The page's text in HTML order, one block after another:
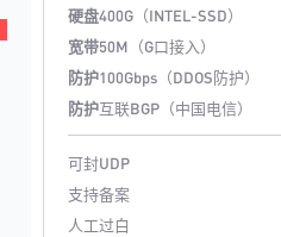
硬盘400G（INTEL-SSD）
宽带50M（G口接入）
防护100Gbps（DDOS防护）
防护互联BGP（中国电信）
可封UDP
支持备案
人工过白